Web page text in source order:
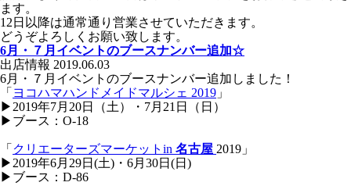
ます。
12日以降は通常通り営業させていただきます。
どうぞよろしくお願い致します。
6月・７月イベントのブースナンバー追加☆
出店情報 2019.06.03
6月・７月イベントのブースナンバー追加しました！
「 ヨコハマハンドメイドマルシェ 2019 」
▶︎2019年7月20日（土）・7月21日（日）
▶︎ブース：O-18
「 クリエーターズマーケット in 名古屋 2019」
▶︎2019年6月29日(土)・6月30日(日)
▶︎ブース：D-86